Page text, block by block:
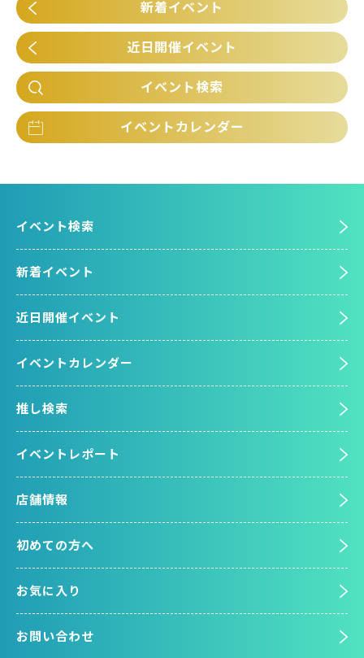
新着イベント
近日開催イベント
イベント検索
イベントカレンダー
イベント検索
新着イベント
近日開催イベント
イベントカレンダー
推し検索
イベントレポート
店舗情報
初めての方へ
お気に入り
お問い合わせ